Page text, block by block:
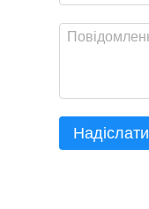
Надіслати